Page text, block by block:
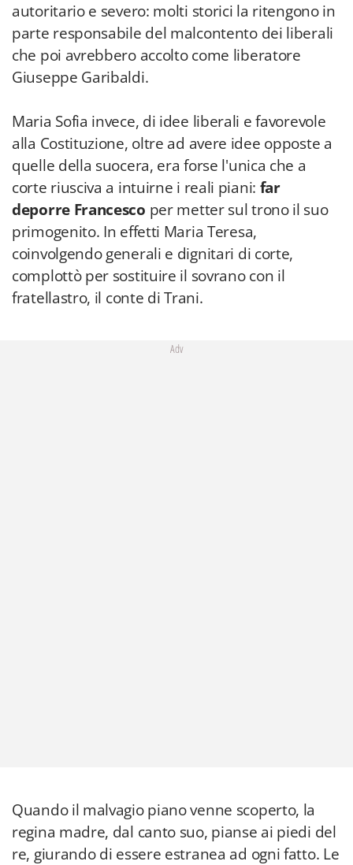
autoritario e severo: molti storici la ritengono in
parte responsabile del malcontento dei liberali
che poi avrebbero accolto come liberatore
Giuseppe Garibaldi.
Maria Sofia invece, di idee liberali e favorevole
alla Costituzione, oltre ad avere idee opposte a
quelle della suocera, era forse l'unica che a
corte riusciva a intuirne i reali piani: far
deporre Francesco per metter sul trono il suo
primogenito. In effetti Maria Teresa,
coinvolgendo generali e dignitari di corte,
complottò per sostituire il sovrano con il
fratellastro, il conte di Trani.
Adv
Quando il malvagio piano venne scoperto, la
regina madre, dal canto suo, pianse ai piedi del
re, giurando di essere estranea ad ogni fatto. Le